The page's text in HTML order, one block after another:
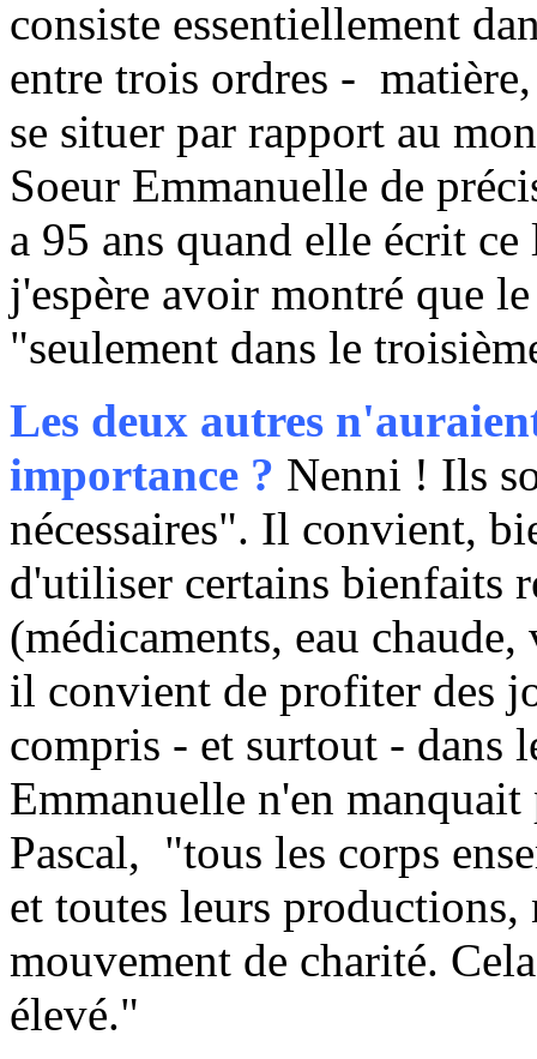
consiste essentiellement
entre trois ordres -
se situer par rapport au
Soeur Emmanuelle de
a 95 ans quand elle écrit
j'espère avoir montré que
"seulement dans le
Les deux autres
importance ? Nenni ! Ils
nécessaires". Il convient,
d'utiliser certains bienfaits
(médicaments, eau
il convient de profiter des
compris - et surtout - dans
Emmanuelle n'en
Pascal, "tous les corps
et toutes leurs
mouvement de charité.
élevé."